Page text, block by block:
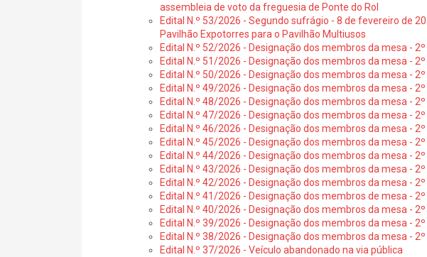
assembleia de voto da freguesia de Ponte do Rol
Edital N.º 53/2026 - Segundo sufrágio - 8 de fevereiro de
Pavilhão Expotorres para o Pavilhão Multiusos
Edital N.º 52/2026 - Designação dos membros da mesa -
Edital N.º 51/2026 - Designação dos membros da mesa -
Edital N.º 50/2026 - Designação dos membros da mesa -
Edital N.º 49/2026 - Designação dos membros da mesa -
Edital N.º 48/2026 - Designação dos membros da mesa -
Edital N.º 47/2026 - Designação dos membros da mesa -
Edital N.º 46/2026 - Designação dos membros da mesa -
Edital N.º 45/2026 - Designação dos membros da mesa -
Edital N.º 44/2026 - Designação dos membros da mesa -
Edital N.º 43/2026 - Designação dos membros da mesa -
Edital N.º 42/2026 - Designação dos membros da mesa -
Edital N.º 41/2026 - Designação dos membros de mesa -
Edital N.º 40/2026 - Designação dos membros da mesa -
Edital N.º 39/2026 - Designação dos membros da mesa -
Edital N.º 38/2026 - Designação dos membros da mesa -
Edital N.º 37/2026 - Veículo abandonado na via pública